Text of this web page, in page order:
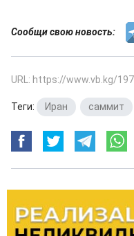
Сообщи свою новость:
URL: https://www.vb.kg/
Теги: Иран саммит